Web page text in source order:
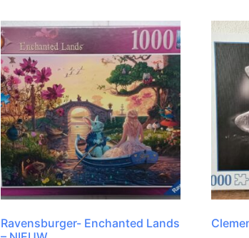
Ravensburger- Enchanted Lands